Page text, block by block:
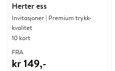
Herter ess
Invitasjoner | Premium trykk-
kvalitet
10 kort
FRA
kr 149,-